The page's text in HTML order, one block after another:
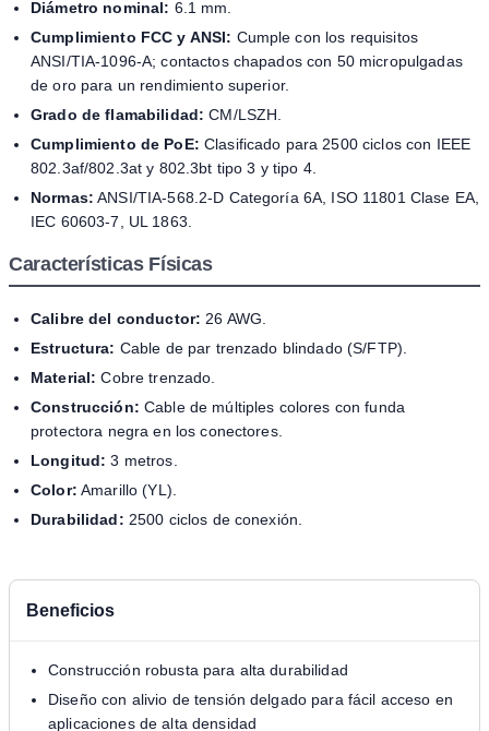
Diámetro nominal: 6.1 mm.
Cumplimiento FCC y ANSI: Cumple con los requisitos
ANSI/TIA-1096-A; contactos chapados con 50 micropulgadas
de oro para un rendimiento superior.
Grado de flamabilidad: CM/LSZH.
Cumplimiento de PoE: Clasificado para 2500 ciclos con IEEE
802.3af/802.3at y 802.3bt tipo 3 y tipo 4.
Normas: ANSI/TIA-568.2-D Categoría 6A, ISO 11801 Clase EA,
IEC 60603-7, UL 1863.
Características Físicas
Calibre del conductor: 26 AWG.
Estructura: Cable de par trenzado blindado (S/FTP).
Material: Cobre trenzado.
Construcción: Cable de múltiples colores con funda
protectora negra en los conectores.
Longitud: 3 metros.
Color: Amarillo (YL).
Durabilidad: 2500 ciclos de conexión.
Beneficios
Construcción robusta para alta durabilidad
Diseño con alivio de tensión delgado para fácil acceso en
aplicaciones de alta densidad